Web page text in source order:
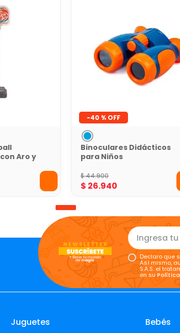
Aro y
-40 %
Binoculares Didácticos
para Niños
$44.900
$ 26.940
Declaro que
Así mismo,
S.A.S. el
en su
Juguetes Bebés